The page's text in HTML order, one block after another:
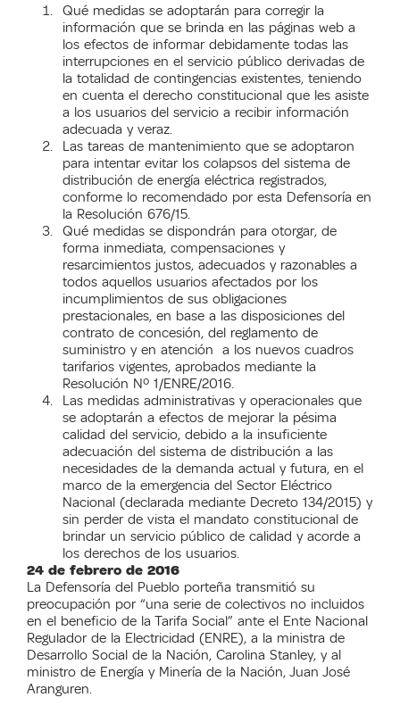
Qué medidas se adoptarán para corregir la
información que se brinda en las páginas web a
los efectos de informar debidamente todas las
interrupciones en el servicio público derivadas de
la totalidad de contingencias existentes, teniendo
en cuenta el derecho constitucional que les asiste
a los usuarios del servicio a recibir información
adecuada y veraz.
Las tareas de mantenimiento que se adoptaron
para intentar evitar los colapsos del sistema de
distribución de energía eléctrica registrados,
conforme lo recomendado por esta Defensoría en
la Resolución 676/15.
Qué medidas se dispondrán para otorgar, de
forma inmediata, compensaciones y
resarcimientos justos, adecuados y razonables a
todos aquellos usuarios afectados por los
incumplimientos de sus obligaciones
prestacionales, en base a las disposiciones del
contrato de concesión, del reglamento de
suministro y en atención a los nuevos cuadros
tarifarios vigentes, aprobados mediante la
Resolución Nº 1/ENRE/2016.
Las medidas administrativas y operacionales que
se adoptarán a efectos de mejorar la pésima
calidad del servicio, debido a la insuficiente
adecuación del sistema de distribución a las
necesidades de la demanda actual y futura, en el
marco de la emergencia del Sector Eléctrico
Nacional (declarada mediante Decreto 134/2015) y
sin perder de vista el mandato constitucional de
brindar un servicio público de calidad y acorde a
los derechos de los usuarios.
24 de febrero de 2016
La Defensoría del Pueblo porteña transmitió su
preocupación por “una serie de colectivos no incluidos
en el beneficio de la Tarifa Social” ante el Ente Nacional
Regulador de la Electricidad (ENRE), a la ministra de
Desarrollo Social de la Nación, Carolina Stanley, y al
ministro de Energía y Minería de la Nación, Juan José
Aranguren.